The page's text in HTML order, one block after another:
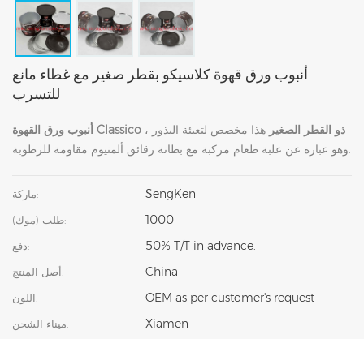
أنبوب ورق قهوة كلاسيكو بقطر صغير مع غطاء مانع
للتسرب
أنبوب ورق القهوة Classico ذو القطر الصغير هذا مخصص لتعبئة البذور ،
وهو عبارة عن علبة طعام مركبة مع بطانة رقائق ألمنيوم مقاومة للرطوبة.
ماركة: SengKen
طلب (موك): 1000
دفع: 50% T/T in advance.
أصل المنتج: China
اللون: OEM as per customer's request
ميناء الشحن: Xiamen